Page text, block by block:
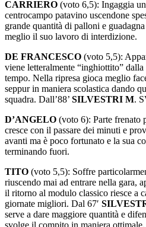
grande quantità di palloni e
meglio il suo lavoro di interdizione.
DE FRANCESCO (voto 5,5):
tempo. Nella ripresa gioca meglio
seppur in maniera scolastica dando
squadra. Dall’88’SILVESTRI M.
D’ANGELO(voto 6): Parte frenato
avanti ma è poco fortunato e la sua
terminando fuori.
TITO(voto 5,5): Soffre
il ritorno al modulo classico riesce a
giornate migliori. Dal 67′
serve a dare maggiore quantità e
svolge il compito in maniera ottimale.